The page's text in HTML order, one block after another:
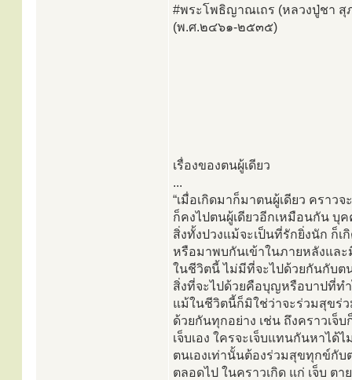
#พระโพธิญาณเถร (หลวงปู่ชา สุ
(พ.ศ.๒๔๖๑-๒๕๓๕)
เรื่องของตนผู้เดียว
...
“เมื่อเกิดมาก็มาตนผู้เดียว คราวจ
ก็คงไปตนผู้เดียวอีกเหมือนกัน บุ
สิ่งทั้งปวงแม้จะเป็นที่รักยิ่งนัก ก็เ
หรือมาพบกันเข้าในภายหลังและ
ในชีวิตนี้ ไม่มีที่จะไปด้วยกันกับต
สิ่งที่จะไปด้วยคือบุญหรือบาปที่ทำ
แม้ในชีวิตนี้ก็มิใช่ว่าจะร่วมสุขร่
ด้วยกันทุกอย่าง เช่น ถึงคราวเจ็บ
เจ็บเอง ใครจะเจ็บแทนกันหาได้ไ
ตนเองเท่านั้นต้องร่วมสุขทุกข์กับ
ตลอดไป ในคราวเกิด แก่ เจ็บ ตา